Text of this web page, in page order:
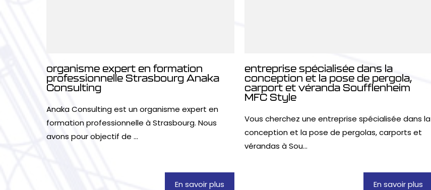
organisme expert en formation
professionnelle Strasbourg Anaka
Consulting
Anaka Consulting est un organisme expert en
formation professionnelle à Strasbourg. Nous
avons pour objectif de ...
En savoir plus
entreprise spécialisée dans la
conception et la pose de pergola,
carport et véranda Soufflenheim
MFC Style
Vous cherchez une entreprise spécialisée dans la
conception et la pose de pergolas, carports et
vérandas à Sou...
En savoir plus